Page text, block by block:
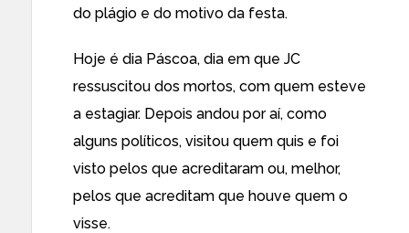
do plágio e do motivo da festa.
Hoje é dia Páscoa, dia em que JC
ressuscitou dos mortos, com quem esteve
a estagiar. Depois andou por aí, como
alguns políticos, visitou quem quis e foi
visto pelos que acreditaram ou, melhor,
pelos que acreditam que houve quem o
visse.